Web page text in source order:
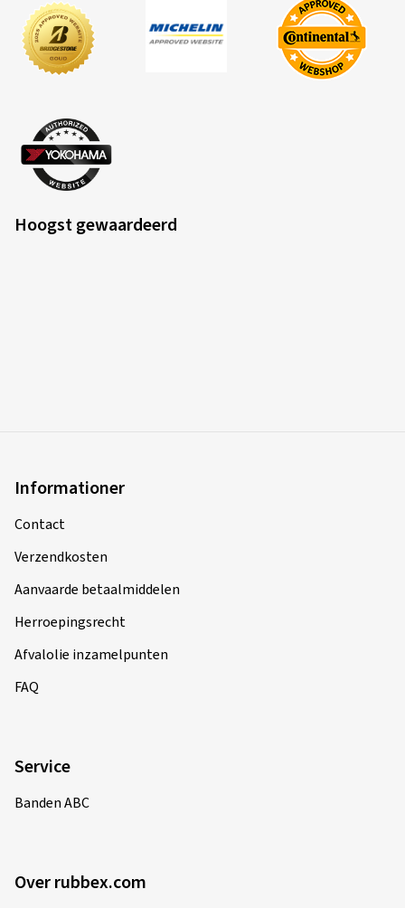
Hoogst gewaardeerd
Informationer
Contact
Verzendkosten
Aanvaarde betaalmiddelen
Herroepingsrecht
Afvalolie inzamelpunten
FAQ
Service
Banden ABC
Over rubbex.com